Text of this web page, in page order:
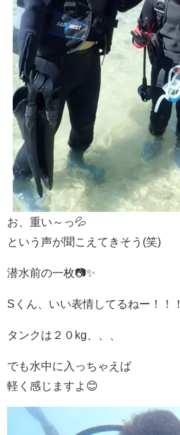
お、重い～っ💦
という声が聞こえてきそう(笑)
潜水前の一枚📷✨
Sくん、いい表情してるねー！！！
タンクは２０kg、、、
でも水中に入っちゃえば
軽く感じますよ😊